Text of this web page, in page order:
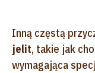
Inną częstą
jelit, takie jak
wymagająca